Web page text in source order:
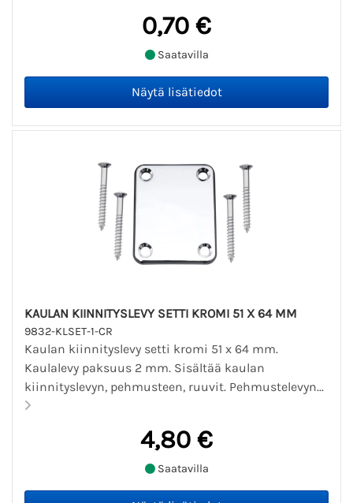
0,70 €
Saatavilla
KAULAN KIINNITYSLEVY SETTI KROMI 51 X 64 MM
9832-KLSET-1-CR
Kaulan kiinnityslevy setti kromi 51 x 64 mm.
Kaulalevy paksuus 2 mm. Sisältää kaulan
kiinnityslevyn, pehmusteen, ruuvit. Pehmustelevyn...
4,80 €
Saatavilla